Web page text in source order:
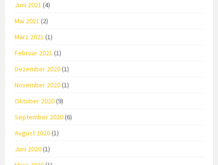
Juni 2021 (4)
Mai 2021 (2)
März 2021 (1)
Februar 2021 (1)
Dezember 2020(1)
November 2020(1)
Oktober 2020(9)
September 2020(6)
August 2020(1)
Juni 2020(1)